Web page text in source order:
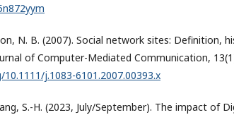
N. B. (2007). Social network sites: Definition,
of Computer-Mediated Communication,
j.1083-6101.2007.00393.x
S.-H. (2023, July/September). The impact of